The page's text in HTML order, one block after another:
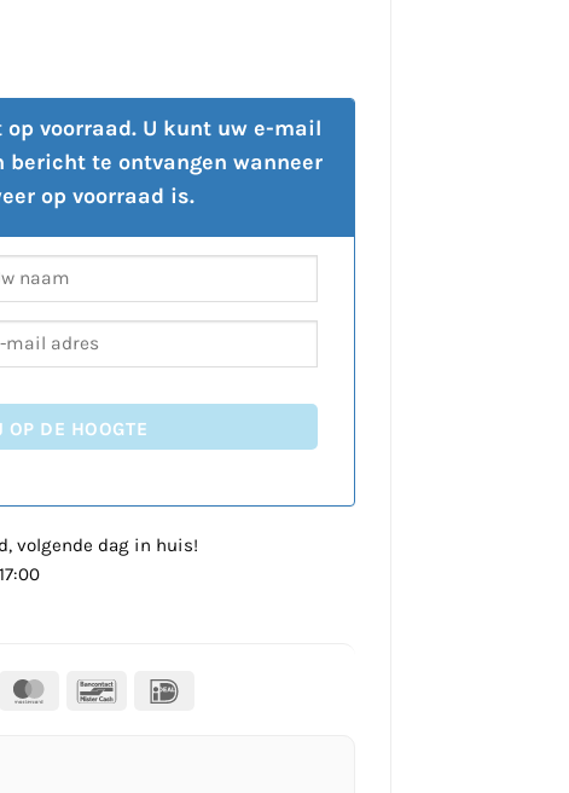
voorraad. U kunt uw e-mail
bericht te ontvangen wanneer
op voorraad is.
DE HOOGTE
volgende dag in huis!
MasterCardBancontact